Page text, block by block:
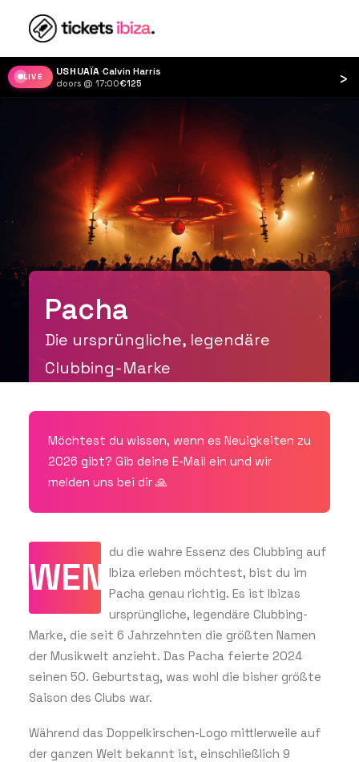
SUCHEN
LIVE COVA SANTA·Woomoon
doors @ 17:00· ›
Pacha
Die ursprüngliche, legendäre
Clubbing-Marke
Möchtest du wissen, wenn es Neuigkeiten zu
2026 gibt? Gib deine E-Mail ein und wir
melden uns bei dir 🙏
WENN
du die wahre Essenz des Clubbing auf
Ibiza erleben möchtest, bist du im
Pacha genau richtig. Es ist Ibizas
ursprüngliche, legendäre Clubbing-
Marke, die seit 6 Jahrzehnten die größten Namen
der Musikwelt anzieht. Das Pacha feierte 2024
seinen 50. Geburtstag, was wohl die bisher größte
Saison des Clubs war.
Während das Doppelkirschen-Logo mittlerweile auf
der ganzen Welt bekannt ist, einschließlich 9